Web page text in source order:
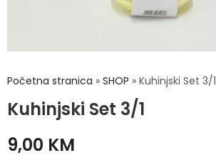
Početna stranica » SHOP » Kuhinjski Set 3/1
Kuhinjski Set 3/1
9,00 KM